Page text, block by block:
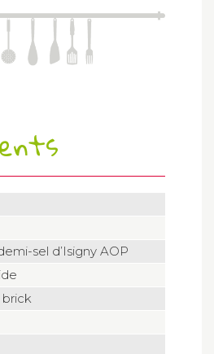
sel d’Isigny AOP
brick